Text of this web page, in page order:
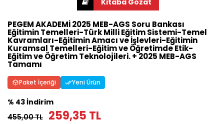
PEGEM AKADEMİ 2025 MEB-AGS Soru Bankası
Eğitimin Temelleri-Türk Milli Eğitim Sistemi-Temel
Kavramları-Eğitimin Amacı ve İşlevleri-Eğitimin
Kuramsal Temelleri-Eğitim ve Öğretimde Etik-
Eğitim ve Öğretim Teknolojileri. + 2025 MEB-AGS
Tamamı
Paket İçeriği Yeni Ürün
% 43 İndirim
455,00 TL 259,35 TL